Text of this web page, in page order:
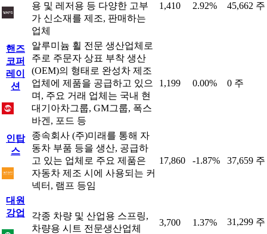
용 및 레저용 등 다양한 고부
가 신소재를 제조, 판매하는
업체
1,410 2.92% 45,662 주
핸즈
코퍼
레이
션
알루미늄 휠 전문 생산업체로
주로 주문자 상표 부착 생산
(OEM)의 형태로 완성차 제조
업체에 제품을 공급하고 있으
며, 주요 거래 업체는 국내 현
대기아차그룹, GM그룹, 폭스
바겐, 포드 등
1,199 0.00% 0 주
인탑
스
종속회사 (주)미래를 통해 자
동차 부품 등을 생산, 공급하
고 있는 업체로 주요 제품은
자동차 제조 시에 사용되는 커
넥터, 램프 등임
17,860 -1.87% 37,659 주
대원
강업
각종 차량 및 산업용 스프링,
차량용 시트 전문생산업체
3,700 1.37% 31,299 주